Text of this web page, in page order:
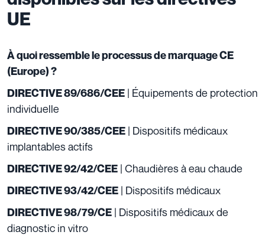
UE
À quoi ressemble le processus de marquage CE
(Europe) ?
DIRECTIVE 89/686/CEE | Équipements de protection
individuelle
DIRECTIVE 90/385/CEE | Dispositifs médicaux
implantables actifs
DIRECTIVE 92/42/CEE | Chaudières à eau chaude
DIRECTIVE 93/42/CEE | Dispositifs médicaux
DIRECTIVE 98/79/CE | Dispositifs médicaux de
diagnostic in vitro